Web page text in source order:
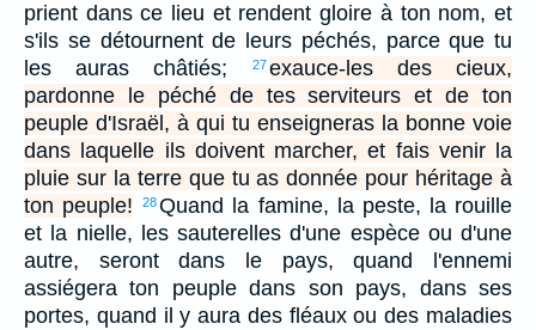
prient dans ce lieu et rendent gloire à ton nom, et
s'ils se détournent de leurs péchés, parce que tu
les auras châtiés;
27exauce-les des cieux,
pardonne le péché de tes serviteurs et de ton
peuple d'Israël, à qui tu enseigneras la bonne voie
dans laquelle ils doivent marcher, et fais venir la
pluie sur la terre que tu as donnée pour héritage à
ton peuple!
28Quand la famine, la peste, la rouille
et la nielle, les sauterelles d'une espèce ou d'une
autre, seront dans le pays, quand l'ennemi
assiégera ton peuple dans son pays, dans ses
portes, quand il y aura des fléaux ou des maladies